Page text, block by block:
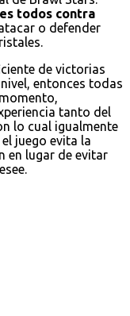
todos contra
o defender
de victorias
entonces todas
tanto del
lo cual igualmente
juego evita la
en lugar de evitar